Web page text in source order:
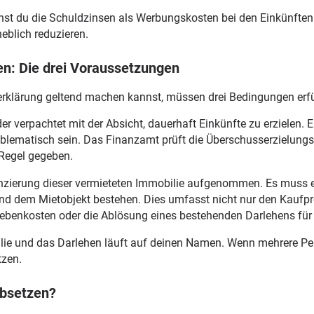
du die Schuldzinsen als Werbungskosten bei den
reduzieren.
Die drei Voraussetzungen
geltend machen kannst, müssen drei Bedingungen
verpachtet mit der Absicht, dauerhaft Einkünfte zu erzielen.
sein. Das Finanzamt prüft die
gegeben.
dieser vermieteten Immobilie aufgenommen. Es
dem Mietobjekt bestehen. Dies umfasst nicht nur den
oder die Ablösung eines bestehenden Darlehens
und das Darlehen läuft auf deinen Namen. Wenn mehrere